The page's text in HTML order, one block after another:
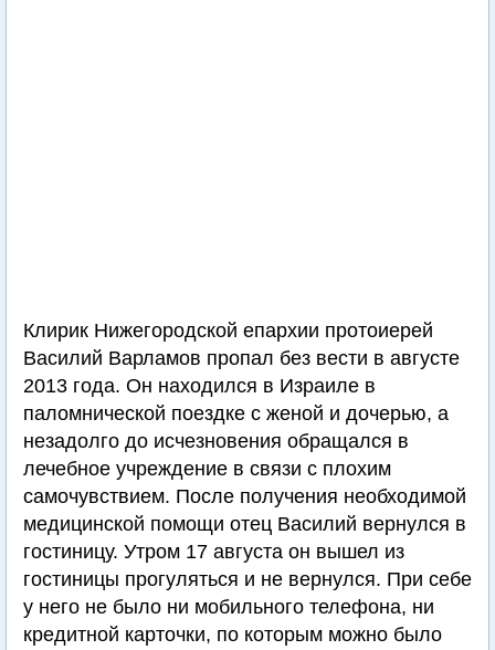
Клирик Нижегородской епархии протоиерей
Василий Варламов пропал без вести в августе
2013 года. Он находился в Израиле в
паломнической поездке с женой и дочерью, а
незадолго до исчезновения обращался в
лечебное учреждение в связи с плохим
самочувствием. После получения необходимой
медицинской помощи отец Василий вернулся в
гостиницу. Утром 17 августа он вышел из
гостиницы прогуляться и не вернулся. При себе
у него не было ни мобильного телефона, ни
кредитной карточки, по которым можно было